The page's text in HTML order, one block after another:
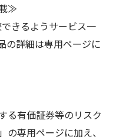
≫
きるようサービス一
の詳細は専用ページに
る有価証券等のリスク
の専用ページに加え、